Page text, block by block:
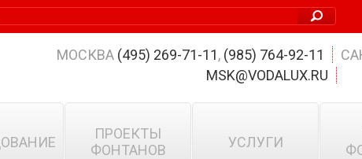
МОСКВА (495) 269-71-11, (985) 764-92-11
MSK@VODALUX.RU
ПРОЕКТЫ
ФОНТАНОВ
УСЛУГИ